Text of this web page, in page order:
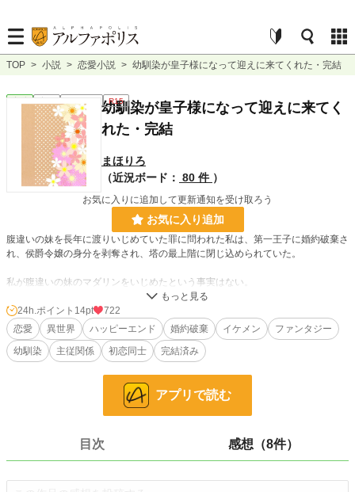
TOP > 小説 > 恋愛小説 > 幼馴染が皇子様になって迎えに来てくれた・完結
R15
幼馴染が皇子様になって迎えに来てく
れた・完結
まほりろ
（近況ボード： 80 件 ）
お気に入りに追加して更新通知を受け取ろう
お気に入り追加
腹違いの妹を長年に渡りいじめていた罪に問われた私は、第一王子に婚約破棄さ
れ、侯爵令嬢の身分を剥奪され、塔の最上階に閉じ込められていた。
私が腹違いの妹のマダリンをいじめたという事実はない。
私が断罪され兵士に取り押さえられたときマダリンは、第一王子のワルデマー殿
下に抱きしめられにやにやと笑っていた。
私は妹にはめられたのだ。
牢屋の中で絶望していた私の前に現れたのは、幼い頃私に使えていた執事見習い
24h.ポイント 14pt
722
恋愛
異世界 ハッピーエンド 婚約破棄 イケメン
ファンタジー
幼馴染
主従関係 初恋同士 完結済み
アプリで読む
目次 感想（8件）